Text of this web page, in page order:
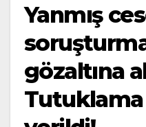
Yanmış
gözaltına
Tutuklama